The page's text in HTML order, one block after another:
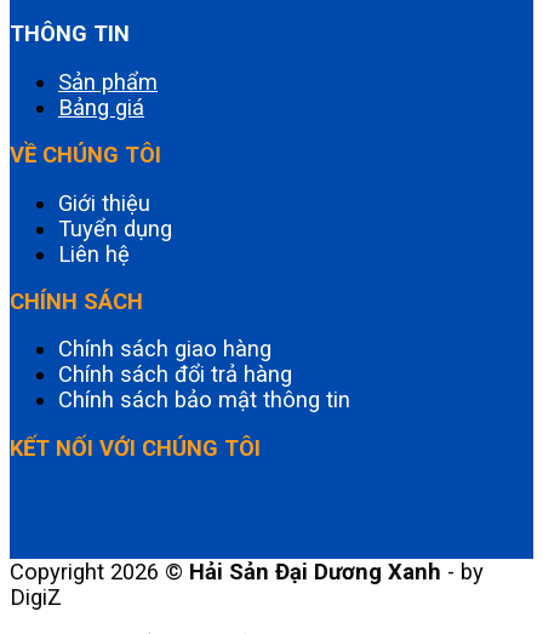
THÔNG TIN
Sản phẩm
Bảng giá
VỀ CHÚNG TÔI
Giới thiệu
Tuyển dụng
Liên hệ
CHÍNH SÁCH
Chính sách giao hàng
Chính sách đổi trả hàng
Chính sách bảo mật thông tin
KẾT NỐI VỚI CHÚNG TÔI
Copyright 2026 © Hải Sản Đại Dương Xanh - by
DigiZ